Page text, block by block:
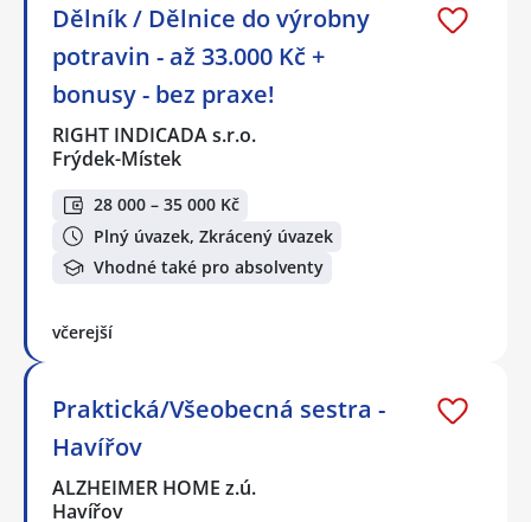
Dělník / Dělnice do výrobny
potravin - až 33.000 Kč +
bonusy - bez praxe!
RIGHT INDICADA s.r.o.
Frýdek-Místek
28 000 – 35 000 Kč
Plný úvazek, Zkrácený úvazek
Vhodné také pro absolventy
včerejší
Praktická/Všeobecná sestra -
Havířov
ALZHEIMER HOME z.ú.
Havířov